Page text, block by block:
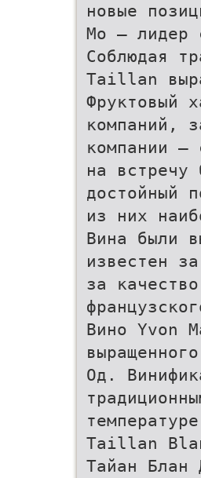
новые
Мо — лидер
Соблюдая
Taillan
Фруктовый
компаний,
компании —
на встречу
достойный
из них
Вина были
известен
за
Вино Yvon
Од.
Taillan
Тайан Блан